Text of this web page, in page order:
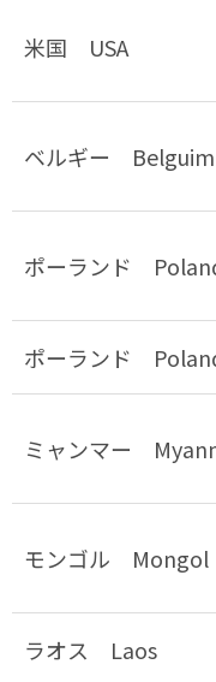
米国 USA
ベルギー Belguim
ポーランド
ポーランド
ミャンマー
モンゴル Mongol
ラオス Laos